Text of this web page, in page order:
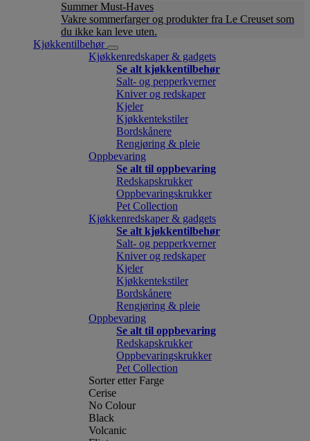
Summer Must-Haves
Vakre sommerfarger og produkter fra Le Creuset som
du ikke kan leve uten.
Kjøkkentilbehør
Kjøkkenredskaper & gadgets
Se alt kjøkkentilbehør
Salt- og pepperkverner
Kniver og redskaper
Kjeler
Kjøkkentekstiler
Bordskånere
Rengjøring & pleie
Oppbevaring
Se alt til oppbevaring
Redskapskrukker
Oppbevaringskrukker
Pet Collection
Kjøkkenredskaper & gadgets
Se alt kjøkkentilbehør
Salt- og pepperkverner
Kniver og redskaper
Kjeler
Kjøkkentekstiler
Bordskånere
Rengjøring & pleie
Oppbevaring
Se alt til oppbevaring
Redskapskrukker
Oppbevaringskrukker
Pet Collection
Sorter etter Farge
Cerise
No Colour
Black
Volcanic